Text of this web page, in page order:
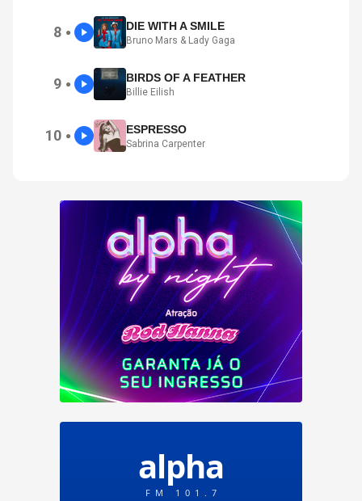
8 ● DIE WITH A SMILE
Bruno Mars & Lady Gaga
9 ● BIRDS OF A FEATHER
Billie Eilish
10 ● ESPRESSO
Sabrina Carpenter